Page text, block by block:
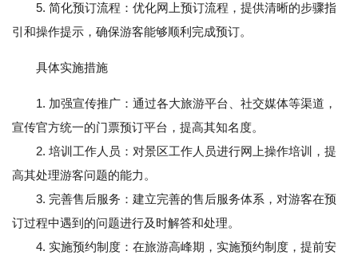
5. 简化预订流程：优化网上预订流程，提供清晰的步骤指
引和操作提示，确保游客能够顺利完成预订。
具体实施措施
1. 加强宣传推广：通过各大旅游平台、社交媒体等渠道，
宣传官方统一的门票预订平台，提高其知名度。
2. 培训工作人员：对景区工作人员进行网上操作培训，提
高其处理游客问题的能力。
3. 完善售后服务：建立完善的售后服务体系，对游客在预
订过程中遇到的问题进行及时解答和处理。
4. 实施预约制度：在旅游高峰期，实施预约制度，提前安